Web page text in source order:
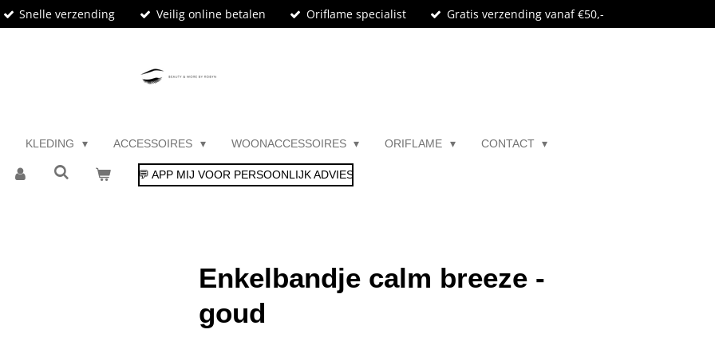
Snelle verzending Veilig online betalen Oriflame specialist Gratis verzending vanaf €50,-
KLEDING ACCESSOIRES WOONACCESSOIRES ORIFLAME CONTACT
💬 APP MIJ VOOR PERSOONLIJK ADVIES
Enkelbandje calm breeze -
goud